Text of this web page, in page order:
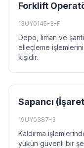
Forklift
13UY0145-3-F
Depo, liman ve
elleçleme
kişidir.
Sapancı
19UY0387-3
Kaldırma
yükün güvenli bir